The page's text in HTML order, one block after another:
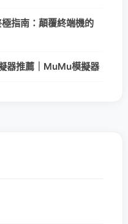
指南：顛覆終端機的
器推薦｜MuMu模擬器